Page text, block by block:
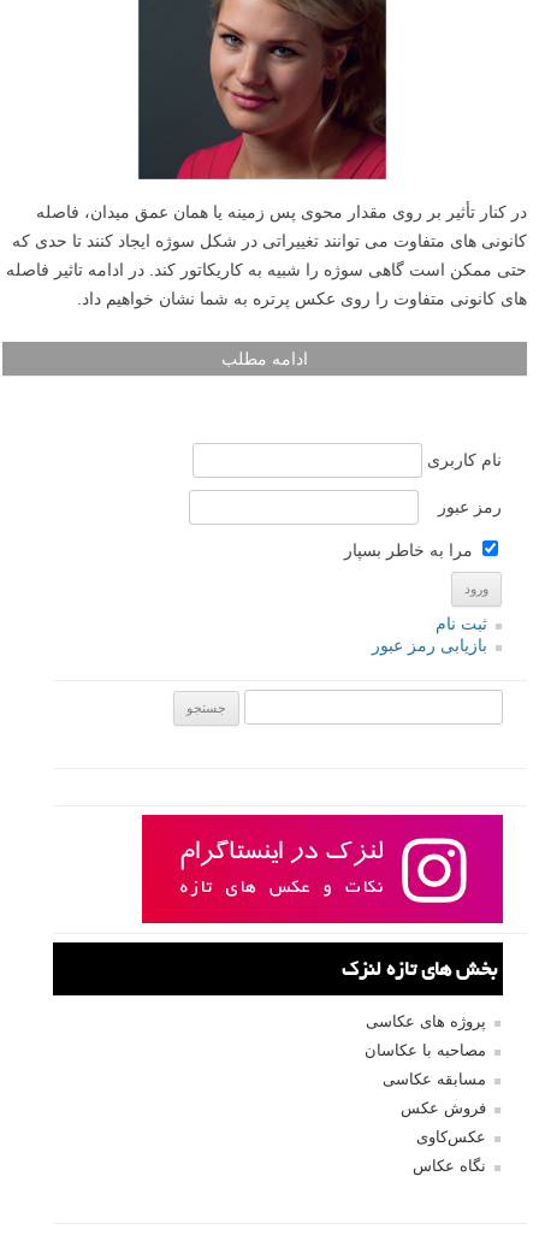
در کنار تأثیر بر روی مقدار محوی پس زمینه یا همان عمق میدان، فاصله
کانونی های متفاوت می توانند تغییراتی در شکل سوژه ایجاد کنند تا حدی که
حتی ممکن است گاهی سوژه را شبیه به کاریکاتور کند. در ادامه تاثیر فاصله
های کانونی متفاوت را روی عکس پرتره به شما نشان خواهیم داد.
ادامه مطلب
نام کاربری
رمز عبور
مرا به خاطر بسپار
ثبت نام
بازیابی رمز عبور
بخش های تازه لنزک
پروژه های عکاسی
مصاحبه با عکاسان
مسابقه عکاسی
فروش عکس
عکس‌کاوی
نگاه عکاس